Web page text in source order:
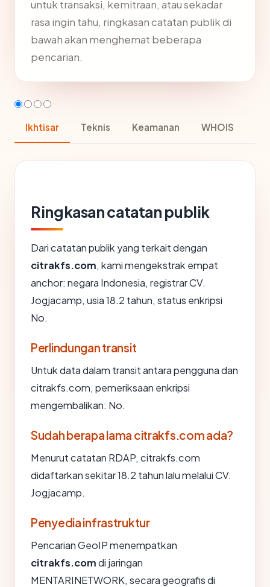
untuk transaksi, kemitraan, atau sekadar
rasa ingin tahu, ringkasan catatan publik di
bawah akan menghemat beberapa
pencarian.
Ikhtisar Teknis Keamanan WHOIS
Ringkasan catatan publik
Dari catatan publik yang terkait dengan
citrakfs.com, kami mengekstrak empat
anchor: negara Indonesia, registrar CV.
Jogjacamp, usia 18.2 tahun, status enkripsi
No.
Perlindungan transit
Untuk data dalam transit antara pengguna dan
citrakfs.com, pemeriksaan enkripsi
mengembalikan: No.
Sudah berapa lama citrakfs.com ada?
Menurut catatan RDAP, citrakfs.com
didaftarkan sekitar 18.2 tahun lalu melalui CV.
Jogjacamp.
Penyedia infrastruktur
Pencarian GeoIP menempatkan
citrakfs.comdi jaringan
MENTARINETWORK, secara geografis di